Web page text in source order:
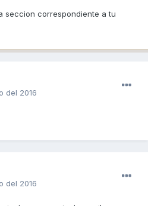
seccion correspondiente a tu
del 2016
del 2016